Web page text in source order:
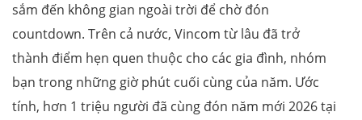
sắm đến không gian ngoài trời để chờ đón
countdown. Trên cả nước, Vincom từ lâu đã trở
thành điểm hẹn quen thuộc cho các gia đình, nhóm
bạn trong những giờ phút cuối cùng của năm. Ước
tính, hơn 1 triệu người đã cùng đón năm mới 2026 tại